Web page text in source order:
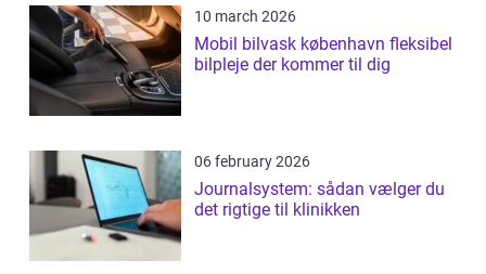
10 march 2026
Mobil bilvask københavn fleksibel
bilpleje der kommer til dig
06 february 2026
Journalsystem: sådan vælger du
det rigtige til klinikken